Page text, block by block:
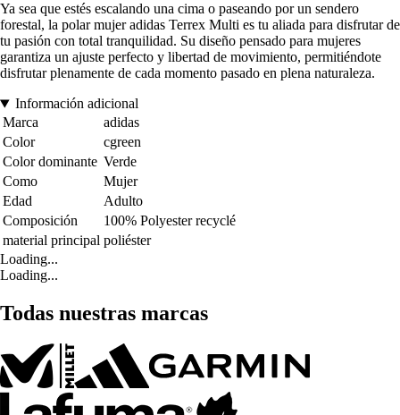
Ya sea que estés escalando una cima o paseando por un sendero
forestal, la polar mujer adidas Terrex Multi es tu aliada para disfrutar de
tu pasión con total tranquilidad. Su diseño pensado para mujeres
garantiza un ajuste perfecto y libertad de movimiento, permitiéndote
disfrutar plenamente de cada momento pasado en plena naturaleza.
Información adicional
Marca
adidas
Color
cgreen
Color dominante Verde
Como
Mujer
Edad
Adulto
Composición
100% Polyester recyclé
material principal poliéster
Loading...
Loading...
Todas nuestras marcas